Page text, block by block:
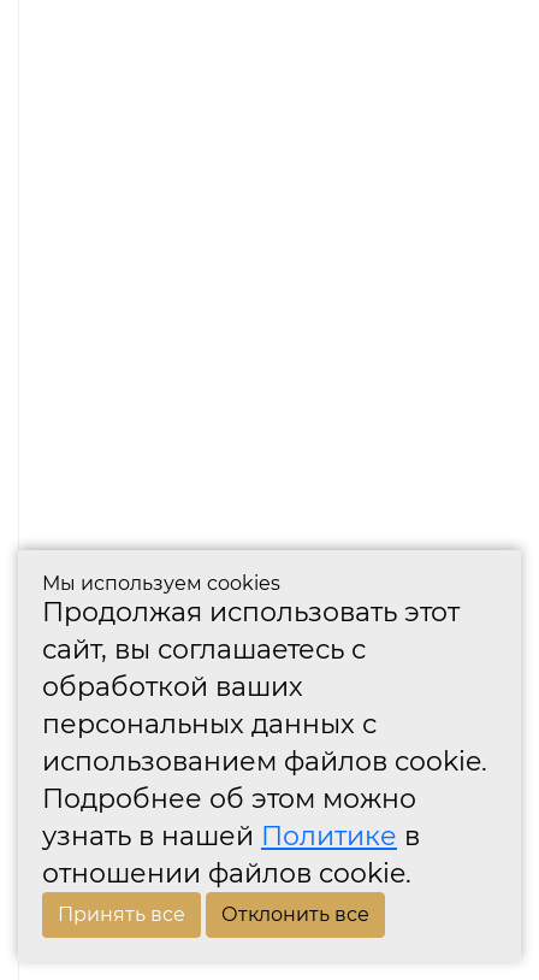
Мы используем cookies
Продолжая использовать этот
сайт, вы соглашаетесь с
обработкой ваших
персональных данных с
использованием файлов cookie.
Подробнее об этом можно
узнать в нашей Политике в
отношении файлов cookie.
Принять все Отклонить все